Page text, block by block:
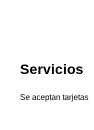
Servicios
Se aceptan tarjetas